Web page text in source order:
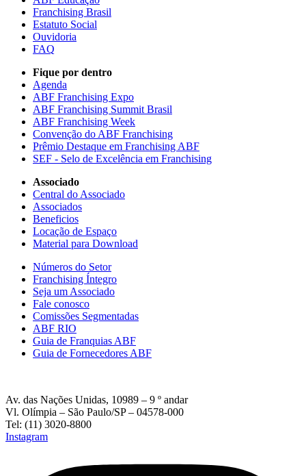
Franchising Brasil
Estatuto Social
Ouvidoria
FAQ
Fique por dentro
Agenda
ABF Franchising Expo
ABF Franchising Summit Brasil
ABF Franchising Week
Convenção do ABF Franchising
Prêmio Destaque em Franchising ABF
SEF - Selo de Excelência em Franchising
Associado
Central do Associado
Associados
Beneficios
Locação de Espaço
Material para Download
Números do Setor
Franchising Íntegro
Seja um Associado
Fale conosco
Comissões Segmentadas
ABF RIO
Guia de Franquias ABF
Guia de Fornecedores ABF
Av. das Nações Unidas, 10989 – 9 º andar
Vl. Olímpia – São Paulo/SP – 04578-000
Tel: (11) 3020-8800
Instagram